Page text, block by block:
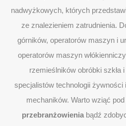
nadwyżkowych, których
ze znalezieniem zatrudnienia.
górników, operatorów maszyn i
operatorów maszyn
rzemieślników obróbki szkła
specjalistów technologii
mechaników. Warto wziąć
przebranżowienia bądź